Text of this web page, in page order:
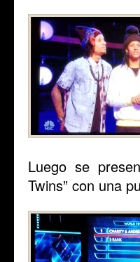
Luego se
Twins” con una